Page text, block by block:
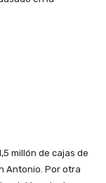
millón de cajas de
Antonio. Por otra